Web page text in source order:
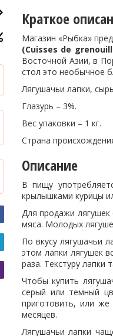
Краткое
Магазин «Рыбка»
(Cuisses de
Восточной Азии, в
стол это необычное
Лягушачьи лапки,
Глазурь – 3%.
Вес упаковки – 1 кг.
Страна
Описание
В пищу
крылышками курицы
Для продажи лягушек
мяса. Молодых
По вкусу лягушачьи
этом лапки лягушек
раза. Текстуру лапки
Чтобы купить
серый или темный
приготовить, или
месяцев.
Лягушачьи лапки